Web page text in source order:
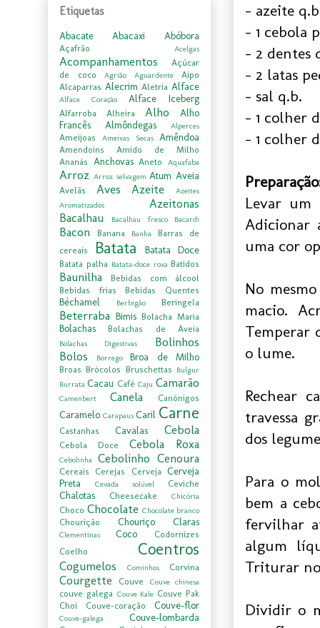
- azeite
- 1 cebola
- 2 dentes
- 2 latas
- sal q.b.
- 1 colher
- 1 colher
Levar
Adicionar
uma cor
No
macio.
Temperar
o lume.
Rechear
travessa
dos
Para o
bem a
fervilhar
algum
Triturar
Dividir o
Etiquetas
Abacate Abacaxi Abóbora
Açafrão Acelgas
Acompanhamentos
Açúcar
de coco
Agrião Aguardente
Aipo
Alcaparras Alecrim Aletria Alface
Alface Coração Alface Iceberg
Alfarroba Alheira Alho
Alho
Francês
Almôndegas Alperces
Ameijoas Ameixas Secas Amêndoa
Amendoins
Amido de Milho
Ananás Anchovas Aneto Aquafaba
Arroz Arroz selvagem Atum Aveia
Avelãs Aves Azeite
Azeites
Aromatizados
Azeitonas
Bacalhau
Bacalhau fresco Bacardi
Bacon Banana Banha
Barras de
cereais
Batata Batata Doce
Batata palha Batata-doce roxa Batidos
Baunilha
Bebidas com álcool
Bebidas frias
Bebidas Quentes
Béchamel Berbigão Beringela
Beterraba Bimis Bolacha Maria
Bolachas Bolachas de Aveia
Bolachas Digestivas
Bolinhos
Bolos
Borrego Broa de Milho
Broas Brócolos Bruschettas Bulgur
Burrata Cacau Café Caju Camarão
Camenbert Canela Canónigos
Caramelo Carapaus Caril Carne
Castanhas Cavalas Cebola
Cebola Doce Cebola Roxa
Cebolinha Cebolinho Cenoura
Cereais Cerejas Cerveja
Cerveja
Preta
Cevada solúvel Ceviche
Chalotas Cheesecake Chicória
Choco Chocolate Chocolate branco
Chourição Chouriço Claras
Clementinas Coco
Codornizes
Coelho
Coentros
Cogumelos Cominhos Corvina
Courgette Couve Couve chinesa
couve galega Couve Kale Couve Pak
Choi
Couve-coração Couve-flor
Couve-galega Couve-lombarda